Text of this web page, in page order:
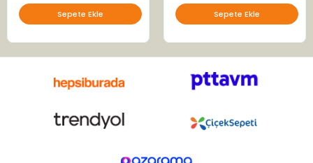
Sepete Ekle Sepete Ekle